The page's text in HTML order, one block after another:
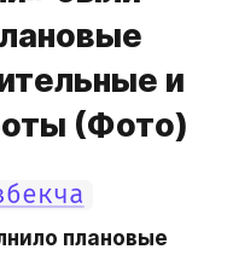
и
(Фото)
плановые